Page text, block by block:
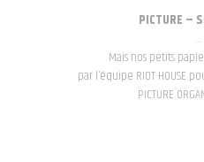
PICTURE –
…
Mais nos petits
par l’équipe RIOT HOUSE
PICTURE